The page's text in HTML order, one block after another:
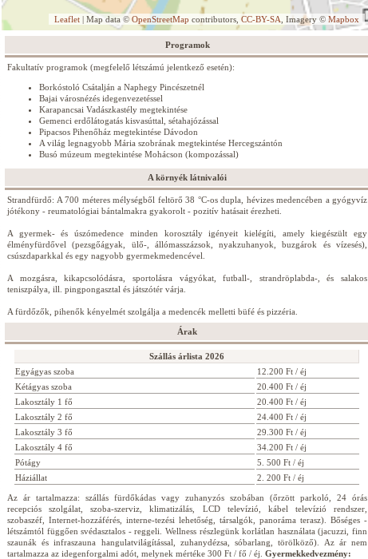
Leaflet | Map data © OpenStreetMap contributors, CC-BY-SA , Imagery © Mapbox
Programok
Fakultatív programok (megfelelő létszámú jelentkező esetén):
Borkóstoló Csátalján a Naphegy Pincészetnél
Bajai városnézés idegenvezetéssel
Karapancsai Vadászkastély megtekintése
Gemenci erdőlátogatás kisvasúttal, sétahajózással
Pipacsos Pihenőház megtekintése Dávodon
A világ legnagyobb Mária szobrának megtekintése Hercegszántón
Busó múzeum megtekintése Mohácson (kompozással)
A környék látnivalói
Strandfürdő: A 700 méteres mélységből feltörő 38 °C-os dupla, hévizes medencében a gyógyvíz
jótékony - reumatológiai bántalmakra gyakorolt - pozitív hatásait érezheti.
A gyermek- és úszómedence minden korosztály igényeit kielégíti, amely kiegészült egy
élményfürdővel (pezsgőágyak, ülő-, állómasszázsok, nyakzuhanyok, buzgárok és vízesés),
csúszdaparkkal és egy nagyobb gyermekmedencével.
A mozgásra, kikapcsolódásra, sportolásra vágyókat, futball-, strandröplabda-, és salakos
teniszpálya, ill. pingpongasztal és játszótér várja.
A fürdőzők, pihenők kényelmét szolgálja a medencék melletti büfé és pizzéria.
Árak
Szállás árlista 2026
Egyágyas szoba
12.200 Ft / éj
Kétágyas szoba
20.400 Ft / éj
Lakosztály 1 fő
20.400 Ft / éj
Lakosztály 2 fő
24.400 Ft / éj
Lakosztály 3 fő
29.300 Ft / éj
Lakosztály 4 fő
34.200 Ft / éj
Pótágy
5. 500 Ft / éj
Háziállat
2. 200 Ft / éj
Az ár tartalmazza: szállás fürdőkádas vagy zuhanyzós szobában (őrzött parkoló, 24 órás
recepciós szolgálat, szoba-szerviz, klimatizálás, LCD televízió, kábel televízió rendszer,
szobaszéf, Internet-hozzáférés, interne-tezési lehetőség, társalgók, panoráma terasz). Bőséges -
létszámtól függően svédasztalos - reggeli. Wellness részlegünk korlátlan használata (jacuzzi, finn
szaunák és infraszauna hangulatvilágítással, zuhanydézsa, sóbarlang, törölköző). Az ár nem
tartalmazza az idegenforgalmi adót, melynek mértéke 300 Ft / fő / éj. Gyermekkedvezmény: